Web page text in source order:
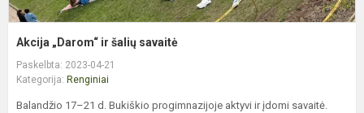
Akcija „Darom“ ir šalių savaitė
Paskelbta: 2023-04-21
Kategorija: Renginiai
Balandžio 17–21 d. Bukiškio progimnazijoje aktyvi ir įdomi savaitė.